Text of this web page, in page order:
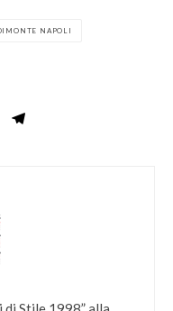
NAPOLI
di Stile 1998” alla